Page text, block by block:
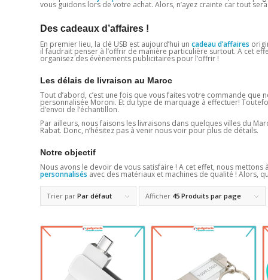
vous guidons lors de votre achat. Alors, n’ayez crainte car tout
Des cadeaux d’affaires !
En premier lieu, la clé USB est aujourd’hui un cadeau d’affaires
il faudrait penser à l’offrir de manière particulière surtout. A cet
organisez des évènements publicitaires pour l’offrir !
Les délais de livraison au Maroc
Tout d’abord, c’est une fois que vous faites votre commande
personnalisée Moroni. Et du type de marquage à effectuer!
d’envoi de l’échantillon.
Par ailleurs, nous faisons les livraisons dans quelques villes du
Rabat. Donc, n’hésitez pas à venir nous voir pour plus de détails.
Notre objectif
Nous avons le devoir de vous satisfaire ! A cet effet, nous
personnalisés avec des matériaux et machines de qualité ! Alors,
Trier par Par défaut Afficher 45 Produits par page